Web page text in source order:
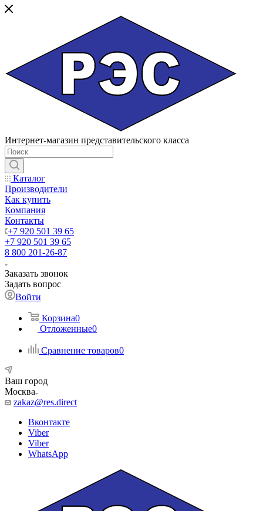
Интернет-магазин представительского класса
Каталог
Производители
Как купить
Компания
Контакты
+7 920 501 39 65
+7 920 501 39 65
8 800 201-26-87
Заказать звонок
Задать вопрос
Войти
Корзина0
Отложенные0
Сравнение товаров0
Ваш город
Москва
zakaz@res.direct
Вконтакте
Viber
Viber
WhatsApp